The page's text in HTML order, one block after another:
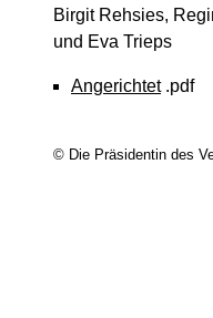
Birgit Rehsies,
und Eva Trieps
Angerichtet .pdf
© Die Präsidentin des